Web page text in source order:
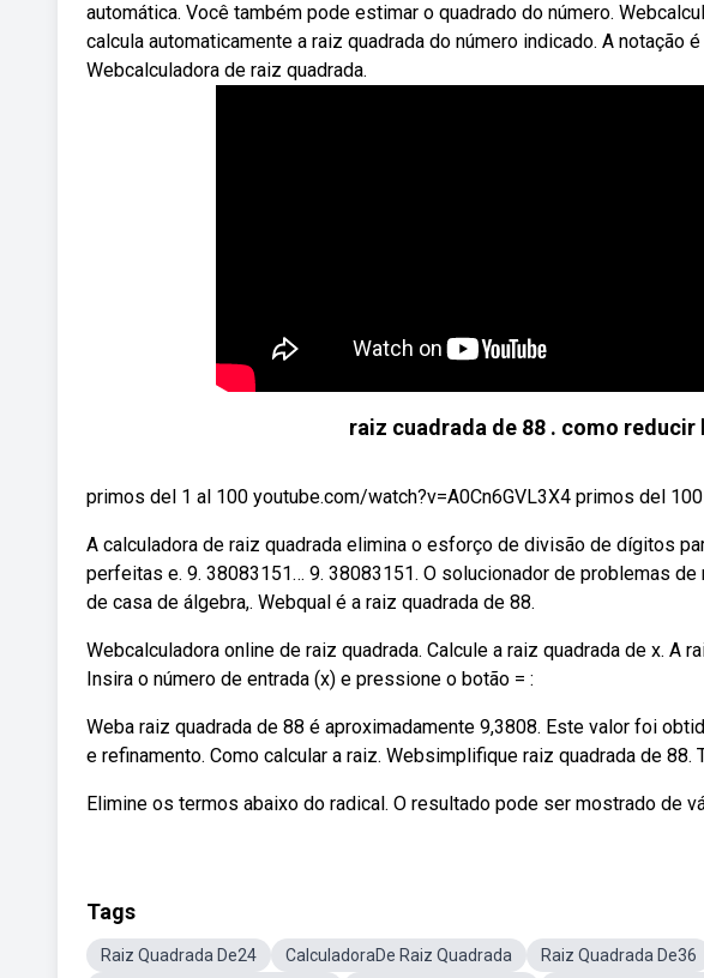
automática. Você também pode estimar o quadrado do número.
calcula automaticamente a raiz quadrada do número indicado. A notação
Webcalculadora de raiz quadrada.
raiz cuadrada de 88 . como reducir
primos del 1 al 100 youtube.com/watch?v=A0Cn6GVL3X4 primos del 100
A calculadora de raiz quadrada elimina o esforço de divisão de dígitos
perfeitas e. 9. 38083151… 9. 38083151. O solucionador de problemas
de casa de álgebra,. Webqual é a raiz quadrada de 88.
Webcalculadora online de raiz quadrada. Calcule a raiz quadrada de x. A
Insira o número de entrada (x) e pressione o botão = :
Weba raiz quadrada de 88 é aproximadamente 9,3808. Este valor foi
e refinamento. Como calcular a raiz. Websimplifique raiz quadrada de 88.
Elimine os termos abaixo do radical. O resultado pode ser mostrado de
Tags
Raiz Quadrada De24 CalculadoraDe Raiz Quadrada Raiz Quadrada De36